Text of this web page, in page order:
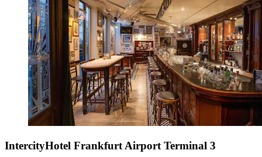
IntercityHotel Frankfurt Airport Terminal 3